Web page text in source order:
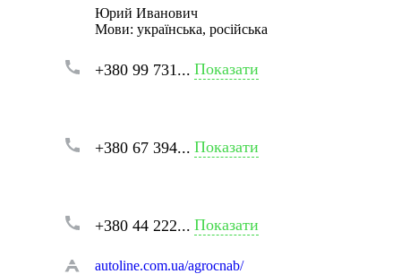
Юрий Иванович
Мови: українська, російська
+380 99 731... Показати
+380 67 394... Показати
+380 44 222... Показати
autoline.com.ua/agrocnab/